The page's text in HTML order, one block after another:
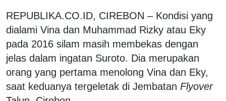
REPUBLIKA.CO.ID, CIREBON – Kondisi yang
dialami Vina dan Muhammad Rizky atau Eky
pada 2016 silam masih membekas dengan
jelas dalam ingatan Suroto. Dia merupakan
orang yang pertama menolong Vina dan Eky,
saat keduanya tergeletak di Jembatan Flyover